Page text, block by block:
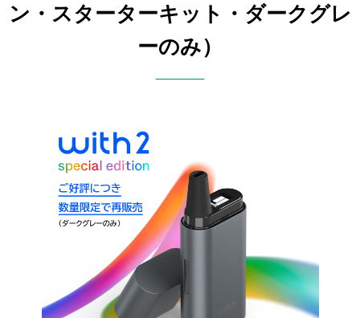
ン・スターターキット・ダークグレ
ーのみ）